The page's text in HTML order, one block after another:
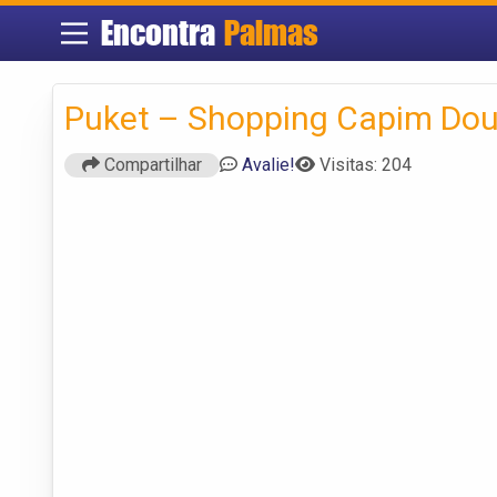
Encontra Palmas
Puket – Shopping Capim
Compartilhar Avalie! Visitas: 204